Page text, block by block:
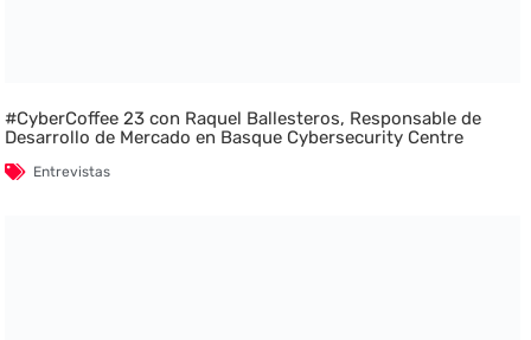
#CyberCoffee 23 con Raquel Ballesteros, Responsable de
Desarrollo de Mercado en Basque Cybersecurity Centre
Entrevistas